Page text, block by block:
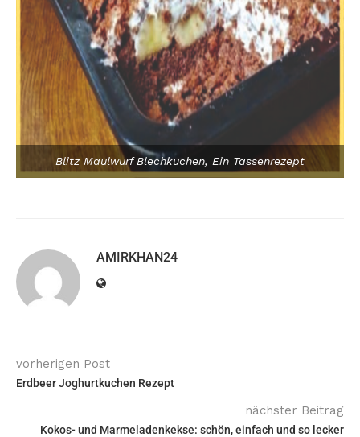
Blitz Maulwurf Blechkuchen, Ein Tassenrezept
AMIRKHAN24
vorherigen Post
Erdbeer Joghurtkuchen Rezept
nächster Beitrag
Kokos- und Marmeladenkekse: schön, einfach und so lecker